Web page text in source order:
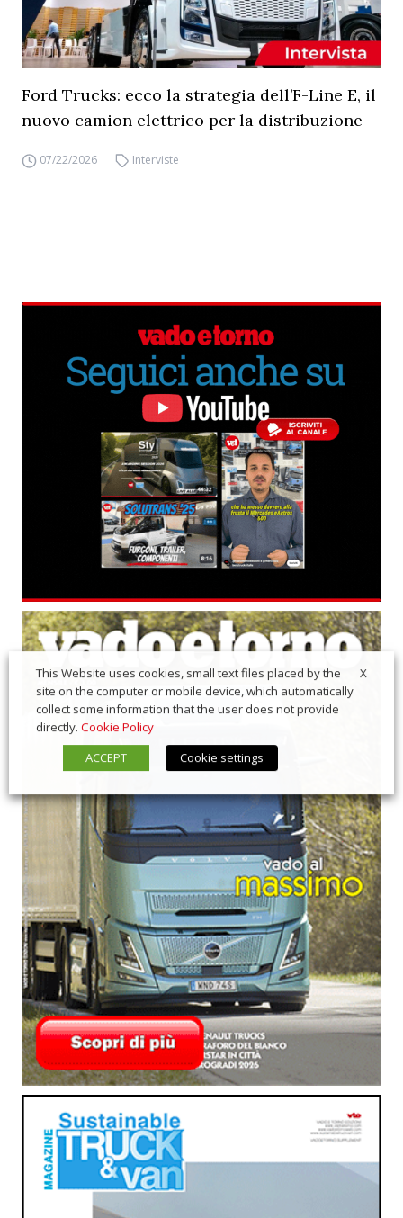
Ford Trucks: ecco la strategia dell’F-Line E, il
nuovo camion elettrico per la distribuzione
07/22/2026 Interviste
X
This Website uses cookies, small text files placed by the
site on the computer or mobile device, which automatically
collect some information that the user does not provide
directly. Cookie Policy
ACCEPT
Cookie settings